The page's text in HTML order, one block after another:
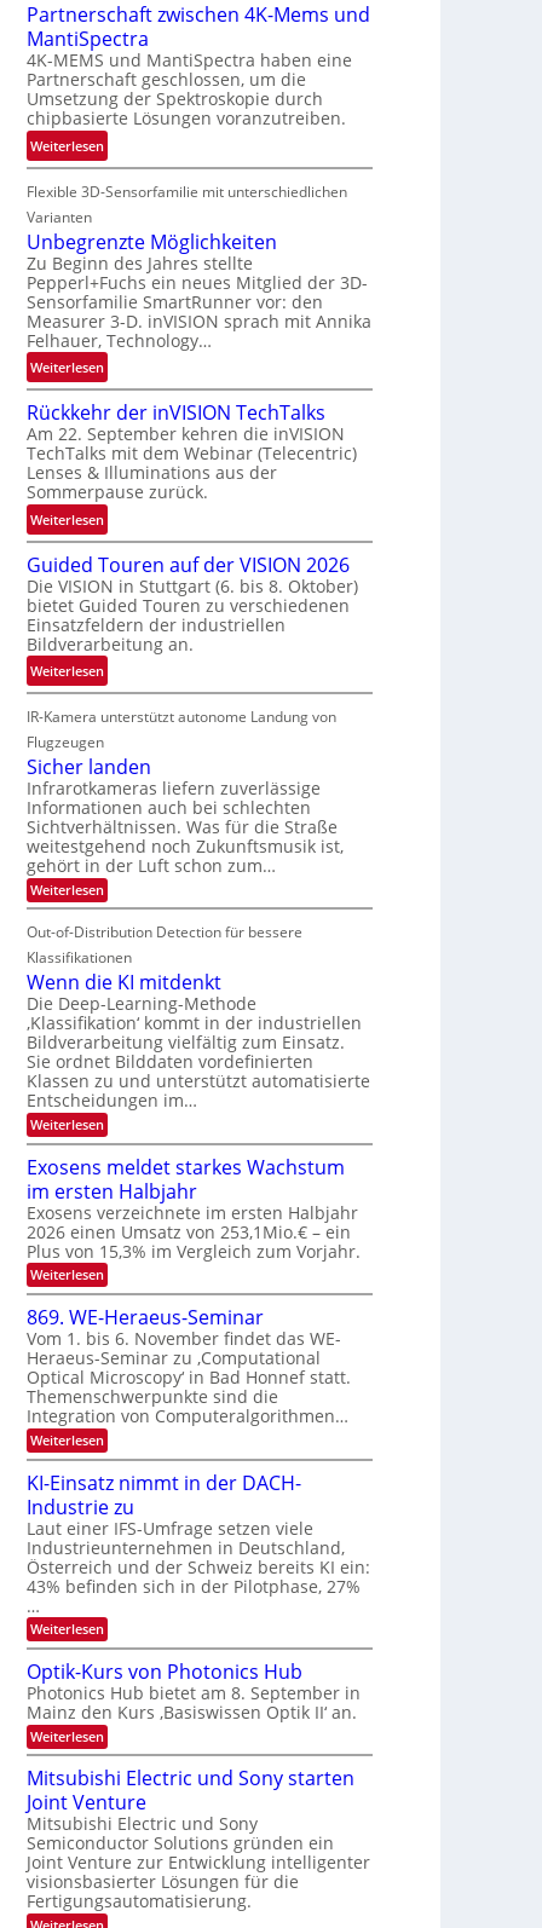
i
e
i
n
L
u
f
t
-
u
n
d
R
a
u
m
f
h
r
t
t
e
c
h
n
k
M
E
A
-
R
e
g
Partnerschaft zwischen 4K-Mems und
MantiSpectra
4K-MEMS und MantiSpectra haben eine
Partnerschaft geschlossen, um die
Umsetzung der Spektroskopie durch
chipbasierte Lösungen voranzutreiben.
Weiterlesen:
P
a
t
n
e
r
c
h
f
t
z
w
i
s
c
h
e
n
4
K
-
M
e
m
s
u
n
d
M
a
n
S
p
e
c
t
r
a
Flexible 3D-Sensorfamilie mit unterschiedlichen
Varianten
Unbegrenzte Möglichkeiten
Zu Beginn des Jahres stellte
Pepperl+Fuchs ein neues Mitglied der 3D-
Sensorfamilie SmartRunner vor: den
Measurer 3-D. inVISION sprach mit Annika
Felhauer, Technology…
Weiterlesen:
U
n
b
e
g
r
e
z
t
e
M
g
l
h
k
e
i
t
e
Rückkehr der inVISION TechTalks
Am 22. September kehren die inVISION
TechTalks mit dem Webinar (Telecentric)
Lenses & Illuminations aus der
Sommerpause zurück.
Weiterlesen:
R
ü
c
k
k
e
h
d
e
r
i
n
V
I
S
I
O
N
T
e
c
h
T
a
l
k
s
Guided Touren auf der VISION 2026
Die VISION in Stuttgart (6. bis 8. Oktober)
bietet Guided Touren zu verschiedenen
Einsatzfeldern der industriellen
Bildverarbeitung an.
Weiterlesen:
G
u
i
d
e
d
T
o
u
r
e
a
u
f
d
e
r
V
I
O
N
2
0
2
6
IR-Kamera unterstützt autonome Landung von
Flugzeugen
Sicher landen
Infrarotkameras liefern zuverlässige
Informationen auch bei schlechten
Sichtverhältnissen. Was für die Straße
weitestgehend noch Zukunftsmusik ist,
gehört in der Luft schon zum…
Weiterlesen:
S
c
h
r
l
a
n
d
e
n
Out-of-Distribution Detection für bessere
Klassifikationen
Wenn die KI mitdenkt
Die Deep-Learning-Methode
‚Klassifikation‘ kommt in der industriellen
Bildverarbeitung vielfältig zum Einsatz.
Sie ordnet Bilddaten vordefinierten
Klassen zu und unterstützt automatisierte
Entscheidungen im…
Weiterlesen:
W
n
n
d
e
K
I
m
i
t
d
e
n
k
t
Exosens meldet starkes Wachstum
im ersten Halbjahr
Exosens verzeichnete im ersten Halbjahr
2026 einen Umsatz von 253,1Mio.€ – ein
Plus von 15,3% im Vergleich zum Vorjahr.
Weiterlesen:
E
x
o
s
e
n
s
m
e
l
d
e
t
s
t
a
r
k
e
W
a
h
s
t
u
m
m
e
r
s
t
e
n
H
a
869. WE-Heraeus-Seminar
Vom 1. bis 6. November findet das WE-
Heraeus-Seminar zu ‚Computational
Optical Microscopy‘ in Bad Honnef statt.
Themenschwerpunkte sind die
Integration von Computeralgorithmen…
Weiterlesen:
8
9
.
W
E
-
H
e
a
e
s
-
S
e
m
i
n
a
r
KI-Einsatz nimmt in der DACH-
Industrie zu
Laut einer IFS-Umfrage setzen viele
Industrieunternehmen in Deutschland,
Österreich und der Schweiz bereits KI ein:
43% befinden sich in der Pilotphase, 27%
…
Weiterlesen:
K
-
E
i
n
s
t
z
n
i
m
m
t
i
n
Optik-Kurs von Photonics Hub
Photonics Hub bietet am 8. September in
Mainz den Kurs ‚Basiswissen Optik II‘ an.
Weiterlesen:
O
p
t
i
k
-
K
u
r
s
v
Mitsubishi Electric und Sony starten
Joint Venture
Mitsubishi Electric und Sony
Semiconductor Solutions gründen ein
Joint Venture zur Entwicklung intelligenter
visionsbasierter Lösungen für die
Fertigungsautomatisierung.
: